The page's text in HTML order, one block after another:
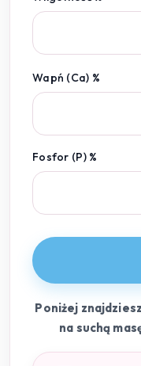
Wapń (Ca) %
Fosfor (P) %
Poniżej
na suchą